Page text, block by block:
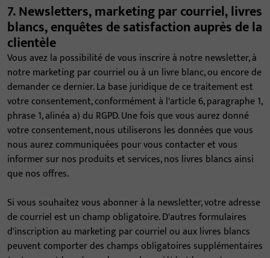
7. Newsletters, marketing par courriel, livres
blancs, enquêtes de satisfaction auprès de la
clientèle
Vous avez la possibilité de vous inscrire à notre newsletter, à
notre marketing par courriel ou à un livre blanc, ou encore de
demander ce dernier. La base juridique de ce traitement est
votre consentement, conformément à l'article 6, paragraphe 1,
phrase 1, alinéa a) du RGPD. Une fois que vous aurez donné
votre consentement, nous utiliserons les données que vous
nous aurez communiquées pour vous contacter et vous
informer sur nos produits et services, nos livres blancs ainsi
que nos offres.
Si vous souhaitez vous abonner à la newsletter, votre adresse
de courriel est un champ obligatoire. D'autres formulaires
d'inscription au marketing par courriel ou aux livres blancs
peuvent comporter des champs obligatoires supplémentaires